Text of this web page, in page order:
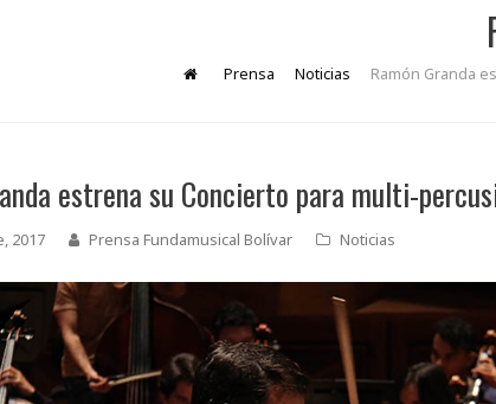
Prensa Noticias Ramón Granda
estrena su Concierto para multi-
2017 Prensa Fundamusical Bolívar Noticias